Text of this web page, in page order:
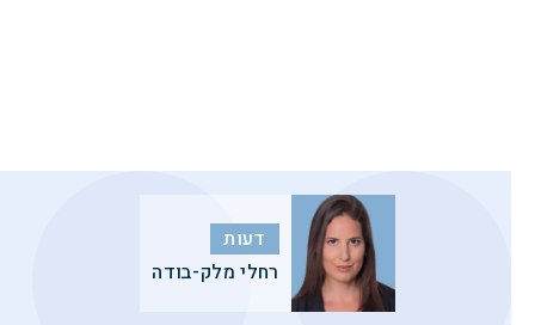
דעות
רחלי מלק-בודה